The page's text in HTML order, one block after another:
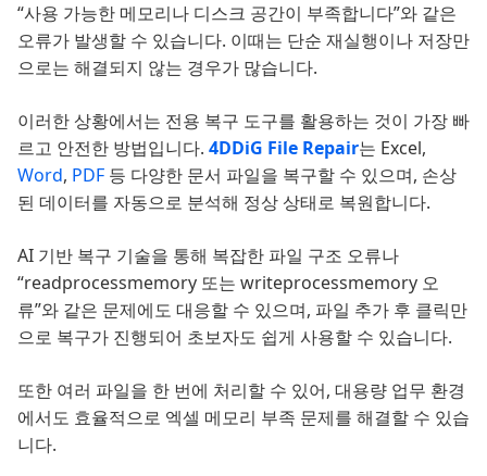
“사용 가능한 메모리나 디스크 공간이 부족합니다”와 같은
오류가 발생할 수 있습니다. 이때는 단순 재실행이나 저장만
으로는 해결되지 않는 경우가 많습니다.
이러한 상황에서는 전용 복구 도구를 활용하는 것이 가장 빠
르고 안전한 방법입니다. 4DDiG File Repair는 Excel,
Word, PDF 등 다양한 문서 파일을 복구할 수 있으며, 손상
된 데이터를 자동으로 분석해 정상 상태로 복원합니다.
AI 기반 복구 기술을 통해 복잡한 파일 구조 오류나
“readprocessmemory 또는 writeprocessmemory 오
류”와 같은 문제에도 대응할 수 있으며, 파일 추가 후 클릭만
으로 복구가 진행되어 초보자도 쉽게 사용할 수 있습니다.
또한 여러 파일을 한 번에 처리할 수 있어, 대용량 업무 환경
에서도 효율적으로 엑셀 메모리 부족 문제를 해결할 수 있습
니다.